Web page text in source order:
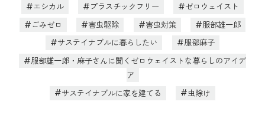
エシカル
プラスチックフリー
ゼロウェイスト
ごみゼロ
害虫駆除 害虫対策
服部雄一郎
サステイナブルに暮らしたい
服部麻子
服部雄一郎・麻子さんに聞くゼロウェイストな暮らしのアイデ
ア
サステイナブルに家を建てる
虫除け